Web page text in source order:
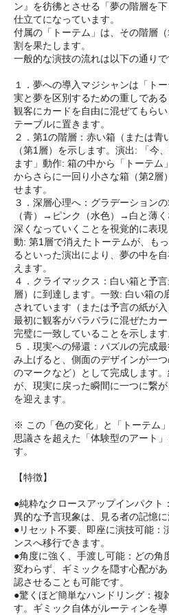
ン』を彷彿とさせる「夢の階層を
仕立てになっています。
付属の「トーテム」は、その階層
割を果たします。
一般的な演技の流れは以下の通りで
１．夢への導入マジシャンは「ト
実と夢を区別するための重しである
観客にカードを自由に混ぜてもら
テーブルに置きます。
２．第1の階層：赤い箱（または青
（第1層）を示します。演出: 「今
ます」動作: 箱の中から「トーテム
からさらに一回り小さな箱（第2層
せます。
３．深層心理へ：グラデーション
（青）→ピンク（水色）→白と薄
深くなっていくことを視覚的に表
動: 第1層で消えたトーテムが、も
るといった演出により、夢の中を
えます。
４．クライマックス：白い箱と予
層）に到達します。一致: 白い箱の
されています（または予言の紙が
最初に観客がバラバラに混ぜたカ
完璧に一致していることを示します
５．現実への帰還：パズルの完成
み上げると、側面のデザインが一
のマークなど）として完成します
が、現実に戻った瞬間に一つに繋
を迎えます。
※ この「色の変化」と「トーテム
思議さを超えた「体験型のアート
す。
【特徴】
●純粋なクロースアップインパクト
異的な予言現象は、見る者の記憶に
●リセット不要、即座に演技可能：
ンスへ移行できます。
●角度に強く、手渡し可能：どの角
変わらず、ギミックを隠す心配が
認させることも可能です。
●驚くほど簡単なハンドリング：複
す。ギミック自体がルーティンを